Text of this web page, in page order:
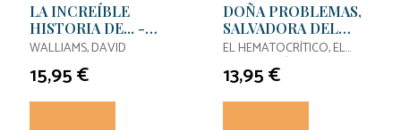
LA INCREÍBLE
HISTORIA DE... -
PERROBOT
WALLIAMS, DAVID
15,95 €
DOÑA PROBLEMAS,
SALVADORA DEL
COLE
EL HEMATOCRÍTICO, EL
HEMATOCRÍTICO
13,95 €